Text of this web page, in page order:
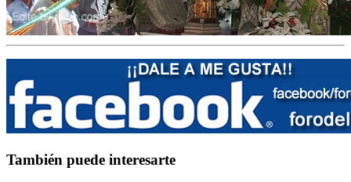
También puede interesarte